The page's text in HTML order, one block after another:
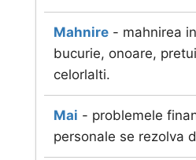
Mahnire - mahnirea
bucurie, onoare,
celorlalti.
Mai - problemele
personale se rezolva